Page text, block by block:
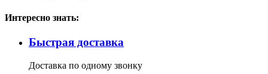
Интересно знать:
Быстрая доставка
Доставка по одному звонку